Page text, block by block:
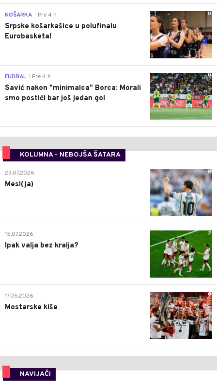
0
KOŠARKA Pre 4 h
Srpske košarkašice u polufinalu
Eurobasketa!
0
FUDBAL Pre 4 h
Savić nakon "minimalca" Borca: Morali
smo postići bar još jedan gol
KOLUMNA - NEBOJŠA ŠATARA
0
23.07.2026.
Mesi(ja)
2
15.07.2026.
Ipak valja bez kralja?
0
17.05.2026.
Mostarske kiše
NAVIJAČI